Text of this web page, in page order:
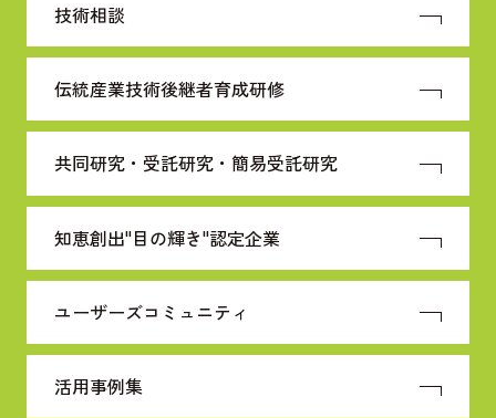
技術相談
伝統産業技術後継者育成研修
共同研究・受託研究・ 簡易受託研究
知恵創出"目の輝き"認定企業
ユーザーズコミュニティ
活用事例集